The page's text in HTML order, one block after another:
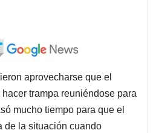
aprovecharse que el
trampa reuniéndose para
mucho tiempo para que el
de la situación cuando